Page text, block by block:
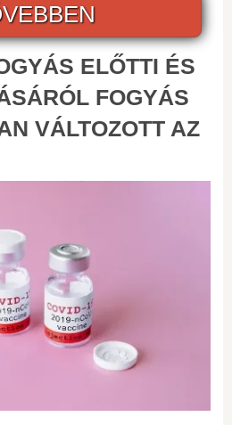
ELŐTTI ÉS
FOGYÁS
VÁLTOZOTT AZ